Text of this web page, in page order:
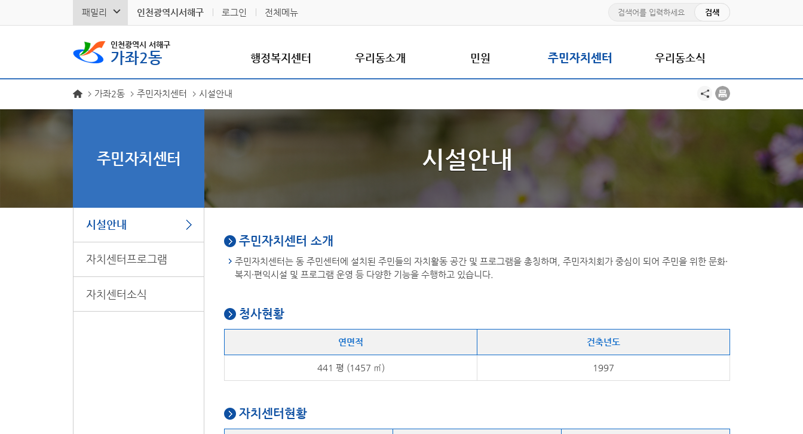
패밀리 인천광역시서해구 로그인 전체메뉴
인천광역시 서해구
가좌2동 행정복지센터 우리동소개 민원 주민자치센터 우리동소식
주민자치센터
시설안내
자치센터프로그램
자치센터소식
가좌2동 주민자치센터 시설안내
시설안내
주민자치센터 소개
주민자치센터는 동 주민센터에 설치된 주민들의 자치활동 공간 및 프로그램을 총칭하며, 주민자치회가 중심이 되어 주민을 위한 문화·
복지·편익시설 및 프로그램 운영 등 다양한 기능을 수행하고 있습니다.
청사현황
연면적 건축년도
441 평 (1457 ㎡) 1997
자치센터현황